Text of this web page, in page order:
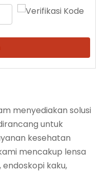
menyediakan solusi
untuk
kesehatan
mencakup lensa
kaku,